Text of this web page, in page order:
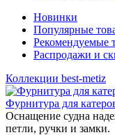
Новинки
Популярные
Рекомендуемые
Распродажи и
Коллекции best-metiz
Фурнитура для
Оснащение судна
петли, ручки и замки.